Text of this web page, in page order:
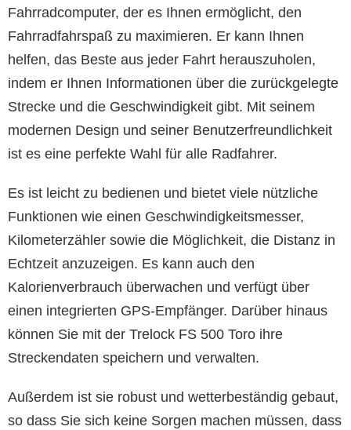
Fahrradcomputer, der es Ihnen ermöglicht, den
Fahrradfahrspaß zu maximieren. Er kann Ihnen
helfen, das Beste aus jeder Fahrt herauszuholen,
indem er Ihnen Informationen über die zurückgelegte
Strecke und die Geschwindigkeit gibt. Mit seinem
modernen Design und seiner Benutzerfreundlichkeit
ist es eine perfekte Wahl für alle Radfahrer.
Es ist leicht zu bedienen und bietet viele nützliche
Funktionen wie einen Geschwindigkeitsmesser,
Kilometerzähler sowie die Möglichkeit, die Distanz in
Echtzeit anzuzeigen. Es kann auch den
Kalorienverbrauch überwachen und verfügt über
einen integrierten GPS-Empfänger. Darüber hinaus
können Sie mit der Trelock FS 500 Toro ihre
Streckendaten speichern und verwalten.
Außerdem ist sie robust und wetterbeständig gebaut,
so dass Sie sich keine Sorgen machen müssen, dass